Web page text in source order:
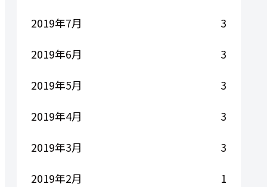
2019年7月
3
2019年6月
3
2019年5月
3
2019年4月
3
2019年3月
3
2019年2月
1